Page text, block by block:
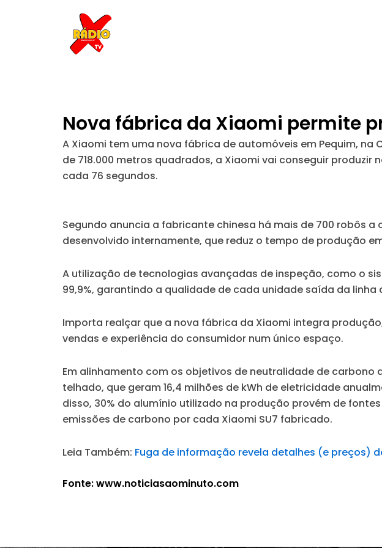
Nova fábrica da Xiaomi permite
A Xiaomi tem uma nova fábrica de automóveis em Pequim,
de 718.000 metros quadrados, a Xiaomi vai conseguir
cada 76 segundos.
Segundo anuncia a fabricante chinesa há mais de 700 robôs
desenvolvido internamente, que reduz o tempo de produção
A utilização de tecnologias avançadas de inspeção, como o
99,9%, garantindo a qualidade de cada unidade saída da linha
Importa realçar que a nova fábrica da Xiaomi integra
vendas e experiência do consumidor num único espaço.
Em alinhamento com os objetivos de neutralidade de
telhado, que geram 16,4 milhões de kWh de eletricidade
disso, 30% do alumínio utilizado na produção provém de
emissões de carbono por cada Xiaomi SU7 fabricado.
Leia Também: Fuga de informação revela detalhes (e preços)
Fonte: www.noticiasaominuto.com